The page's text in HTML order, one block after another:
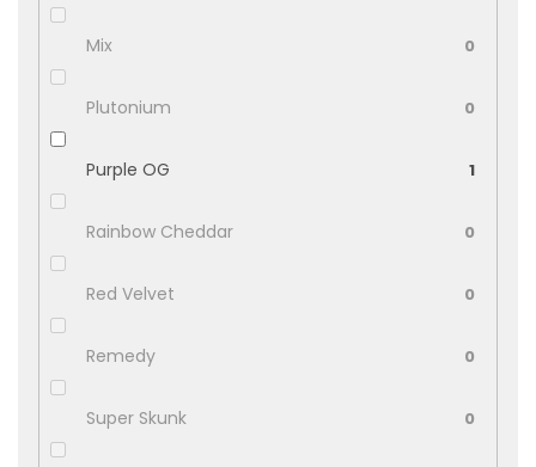
Mix 0
Plutonium 0
Purple OG 1
Rainbow Cheddar 0
Red Velvet 0
Remedy 0
Super Skunk 0